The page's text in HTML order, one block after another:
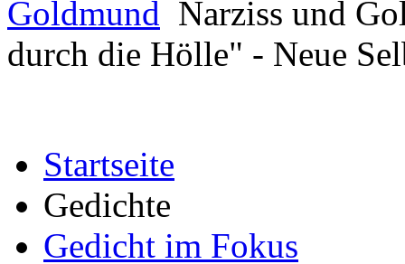
Goldmund Narziss und
durch die Hölle" - Neue
Startseite
Gedichte
Gedicht im Fokus